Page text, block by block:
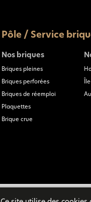
Pôle / Service
Nos briques
Briques pleines
Briques perforées
Briques de réemploi
Plaquettes
Brique crue